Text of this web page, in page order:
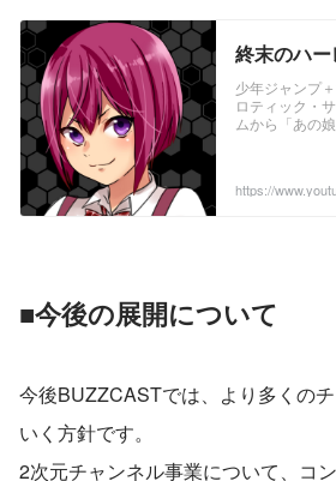
終末のハ
少年ジャンプ
ロティック・
ムから「あの
https://
■今後の展開について
今後BUZZCASTでは、より多くの
いく方針です。
2次元チャンネル事業について、コ